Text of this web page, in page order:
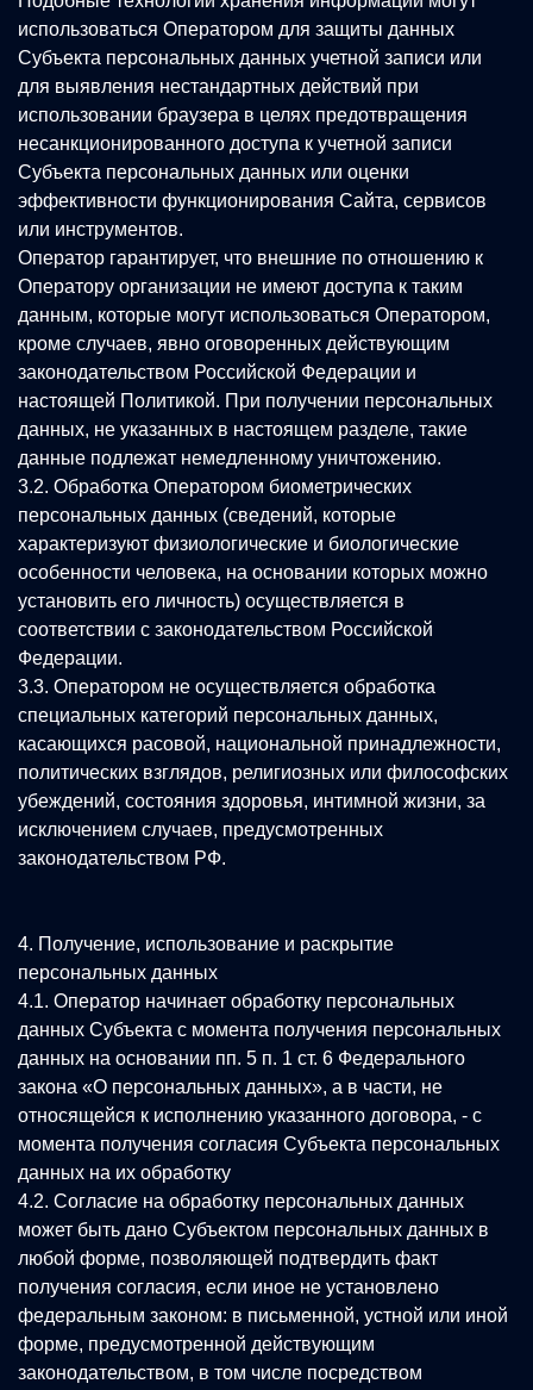
использоваться Оператором для защиты данных
Субъекта персональных данных учетной записи или
для выявления нестандартных действий при
использовании браузера в целях предотвращения
несанкционированного доступа к учетной записи
Субъекта персональных данных или оценки
эффективности функционирования Сайта, сервисов
или инструментов.
Оператор гарантирует, что внешние по отношению к
Оператору организации не имеют доступа к таким
данным, которые могут использоваться Оператором,
кроме случаев, явно оговоренных действующим
законодательством Российской Федерации и
настоящей Политикой. При получении персональных
данных, не указанных в настоящем разделе, такие
данные подлежат немедленному уничтожению.
3.2. Обработка Оператором биометрических
персональных данных (сведений, которые
характеризуют физиологические и биологические
особенности человека, на основании которых можно
установить его личность) осуществляется в
соответствии с законодательством Российской
Федерации.
3.3. Оператором не осуществляется обработка
специальных категорий персональных данных,
касающихся расовой, национальной принадлежности,
политических взглядов, религиозных или философских
убеждений, состояния здоровья, интимной жизни, за
исключением случаев, предусмотренных
законодательством РФ.
4. Получение, использование и раскрытие
персональных данных
4.1. Оператор начинает обработку персональных
данных Субъекта с момента получения персональных
данных на основании пп. 5 п. 1 ст. 6 Федерального
закона «О персональных данных», а в части, не
относящейся к исполнению указанного договора, - с
момента получения согласия Субъекта персональных
данных на их обработку
4.2. Согласие на обработку персональных данных
может быть дано Субъектом персональных данных в
любой форме, позволяющей подтвердить факт
получения согласия, если иное не установлено
федеральным законом: в письменной, устной или иной
форме, предусмотренной действующим
законодательством, в том числе посредством